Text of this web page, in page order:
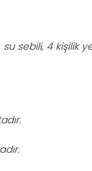
su sebili, 4